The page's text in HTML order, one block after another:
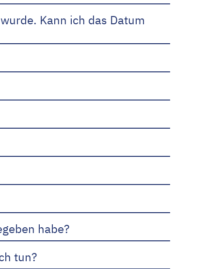
Kann ich das Datum
habe?
tun?